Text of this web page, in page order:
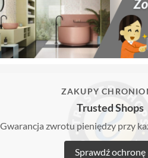
ZAKUPY
Trusted Shops
Gwarancja zwrotu pieniędzy przy
Sprawdź ochronę